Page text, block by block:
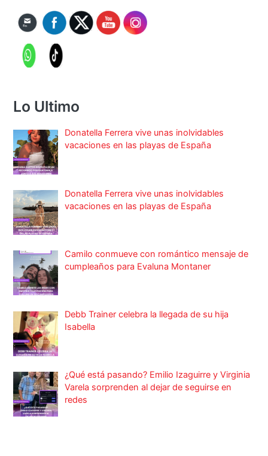
Lo Ultimo
Donatella Ferrera vive unas inolvidables
vacaciones en las playas de España
Donatella Ferrera vive unas inolvidables
vacaciones en las playas de España
Camilo conmueve con romántico mensaje de
cumpleaños para Evaluna Montaner
Debb Trainer celebra la llegada de su hija
Isabella
¿Qué está pasando? Emilio Izaguirre y Virginia
Varela sorprenden al dejar de seguirse en
redes